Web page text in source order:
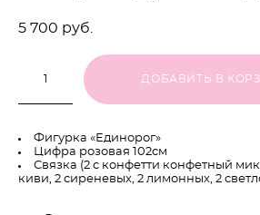
5 700 pуб.
ДОБАВИТЬ В
Фигурка «Единорог»
Цифра розовая 102см
Связка (2 с конфетти конфетный
киви, 2 сиреневых, 2 лимонных, 2